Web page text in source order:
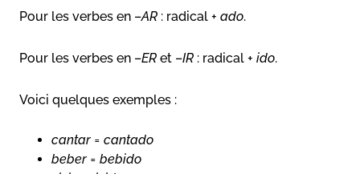
Pour les verbes en –AR : radical + ado.
Pour les verbes en –ER et –IR : radical + ido.
Voici quelques exemples :
cantar = cantado
beber = bebido